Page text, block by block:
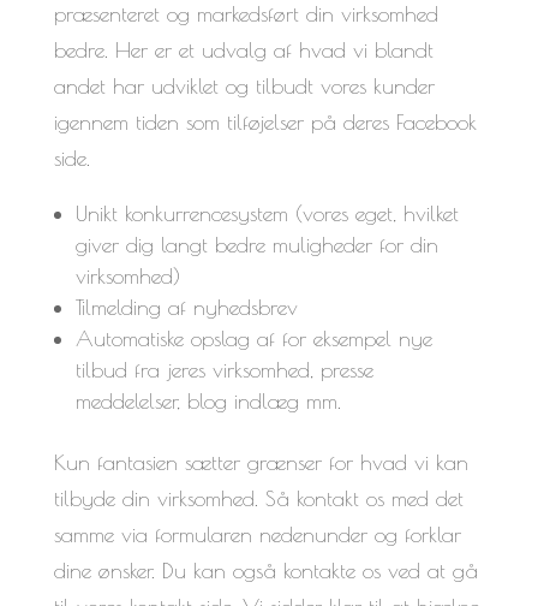
præsenteret og markedsført din virksomhed
bedre. Her er et udvalg af hvad vi blandt
andet har udviklet og tilbudt vores kunder
igennem tiden som tilføjelser på deres Facebook
side.
Unikt konkurrencesystem (vores eget, hvilket
giver dig langt bedre muligheder for din
virksomhed)
Tilmelding af nyhedsbrev
Automatiske opslag af for eksempel nye
tilbud fra jeres virksomhed, presse
meddelelser, blog indlæg mm.
Kun fantasien sætter grænser for hvad vi kan
tilbyde din virksomhed. Så kontakt os med det
samme via formularen nedenunder og forklar
dine ønsker. Du kan også kontakte os ved at gå